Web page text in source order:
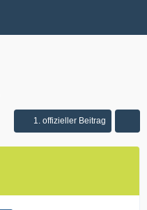
1. offizieller Beitrag